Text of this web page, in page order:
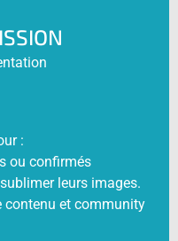
:
ou confirmés
leurs images.
contenu et community